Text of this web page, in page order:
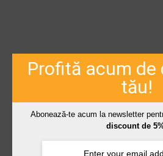
Profită acum
tău!
Abonează-te acum la newsletter
discount de